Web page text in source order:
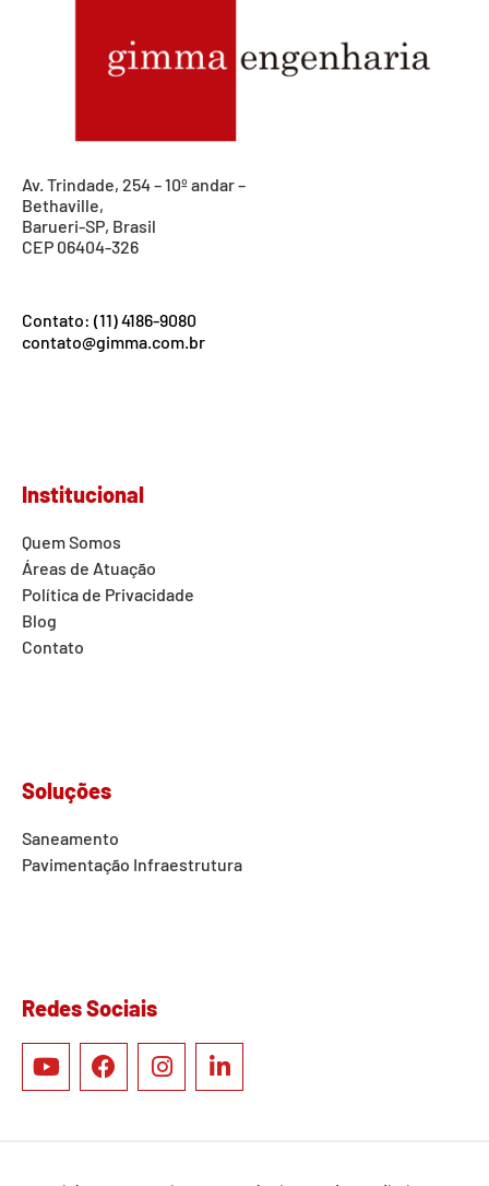
Av. Trindade, 254 – 10º andar –
Bethaville,
Barueri-SP, Brasil
CEP 06404-326
Contato: (11) 4186-9080
contato@gimma.com.br
Institucional
Quem Somos
Áreas de Atuação
Política de Privacidade
Blog
Contato
Soluções
Saneamento
Pavimentação Infraestrutura
Redes Sociais